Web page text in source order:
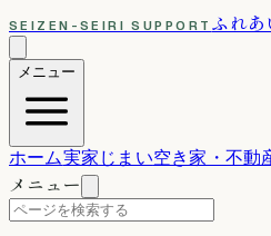
SEIZEN-SEIRI SUPPORT ふれあ
メニュー
ホーム実家じまい空き家・不動
メニュー